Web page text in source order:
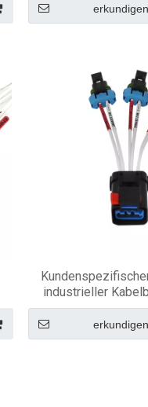
erkundigen
industrieller
erkundigen